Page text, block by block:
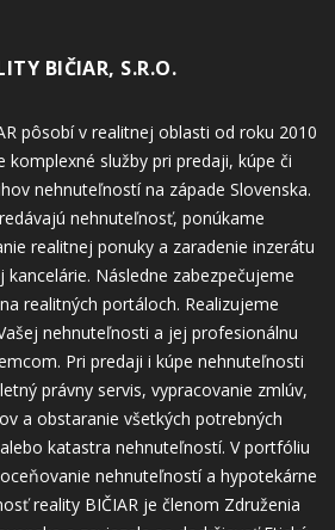
BIČIAR, S.R.O.
pôsobí v realitnej oblasti od roku 2010
služby pri predaji, kúpe či
nehnuteľností na západe Slovenska.
nehnuteľnosť, ponúkame
realitnej ponuky a zaradenie inzerátu
Následne zabezpečujeme
realitných portáloch. Realizujeme
nehnuteľnosti a jej profesionálnu
Pri predaji i kúpe nehnuteľnosti
právny servis, vypracovanie zmlúv,
a obstaranie všetkých potrebných
katastra nehnuteľností. V portfóliu
nehnuteľností a hypotekárne
reality BIČIAR je členom Združenia